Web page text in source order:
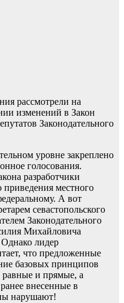
рассмотрели на
изменений в Закон
Законодательного
уровне закреплено
голосования.
разработчики
приведения местного
А вот
севастопольского
Законодательного
Михайловича
лидер
что предложенные
базовых принципов
равные и прямые, а
внесенные в
нарушают!